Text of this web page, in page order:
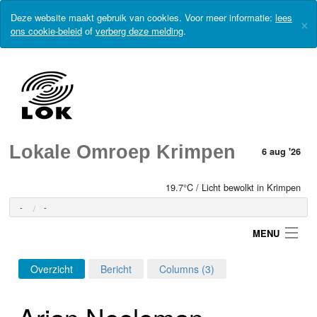
Deze website maakt gebruik van cookies. Voor meer informatie: lees
ons cookie-beleid of verberg deze melding. ×
Lokale Omroep Krimpen 6 aug '26
19.7°C / Licht bewolkt in Krimpen
- -
MENU
Login
Overzicht Bericht Columns (3)